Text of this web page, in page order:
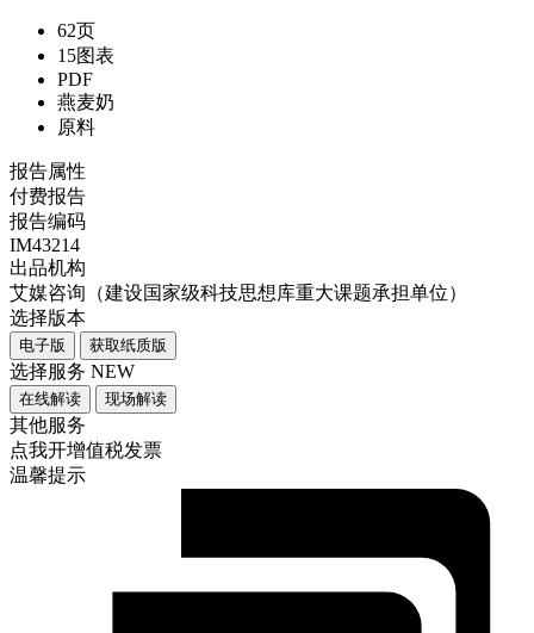
62页
15图表
PDF
燕麦奶
原料
报告属性
付费报告
报告编码
IM43214
出品机构
艾媒咨询（建设国家级科技思想库重大课题承担单位）
选择版本
电子版 获取纸质版
选择服务 NEW
在线解读 现场解读
其他服务
点我开增值税发票
温馨提示